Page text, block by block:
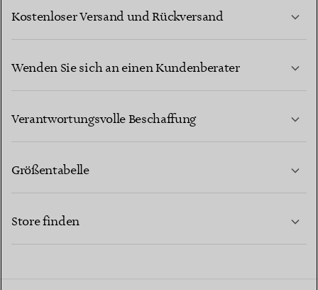
Kostenloser Versand und Rückversand
Wenden Sie sich an einen Kundenberater
Verantwortungsvolle Beschaffung
Größentabelle
Store finden